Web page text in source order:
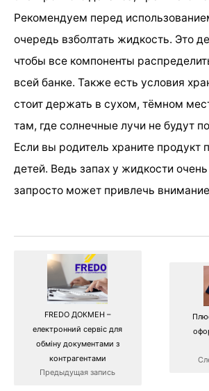
Рекомендуем перед
очередь взболтать жидкость. Это
чтобы все компоненты
всей банке. Также есть условия
стоит держать в сухом, тёмном
там, где солнечные лучи не будут
Если вы родитель храните продукт
детей. Ведь запах у жидкости
запросто может привлечь
FREDO ДОКМЕН –
електронний сервіс для
обміну документами з
контрагентами
Предыдущая запись